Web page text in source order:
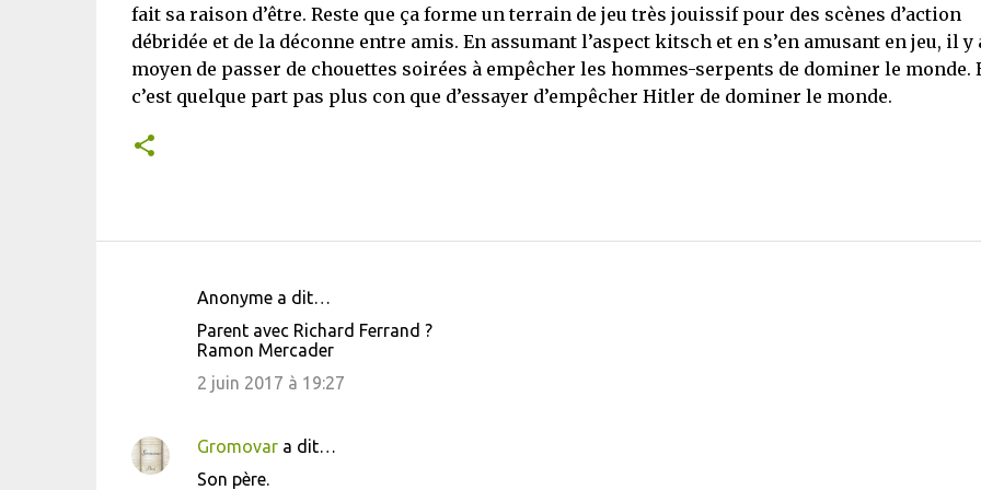
fait sa raison d’être. Reste que ça forme un terrain de jeu très jouissif pour des scènes d’action
débridée et de la déconne entre amis. En assumant l’aspect kitsch et en s’en amusant en jeu, il y
moyen de passer de chouettes soirées à empêcher les hommes-serpents de dominer le monde.
c’est quelque part pas plus con que d’essayer d’empêcher Hitler de dominer le monde.
e
n
Anonyme a dit…
Parent avec Richard Ferrand ?
Ramon Mercader
2 juin 2017 à 19:27
Gromovara dit…
Son père.